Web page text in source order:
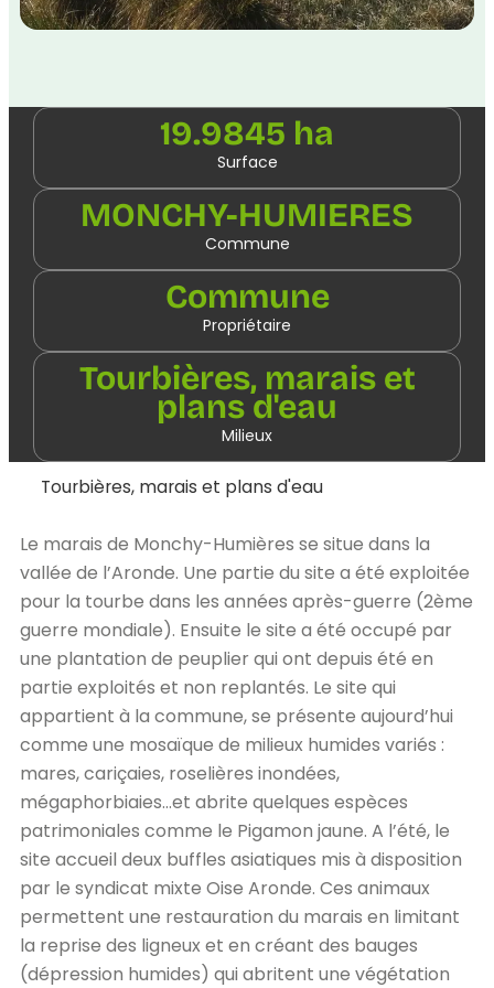
19.9845 ha
Surface
MONCHY-HUMIERES
Commune
Commune
Propriétaire
Tourbières, marais et
plans d'eau
Milieux
Tourbières, marais et plans d'eau
Le marais de Monchy-Humières se situe dans la
vallée de l’Aronde. Une partie du site a été exploitée
pour la tourbe dans les années après-guerre (2ème
guerre mondiale). Ensuite le site a été occupé par
une plantation de peuplier qui ont depuis été en
partie exploités et non replantés. Le site qui
appartient à la commune, se présente aujourd’hui
comme une mosaïque de milieux humides variés :
mares, cariçaies, roselières inondées,
mégaphorbiaies…et abrite quelques espèces
patrimoniales comme le Pigamon jaune. A l’été, le
site accueil deux buffles asiatiques mis à disposition
par le syndicat mixte Oise Aronde. Ces animaux
permettent une restauration du marais en limitant
la reprise des ligneux et en créant des bauges
(dépression humides) qui abritent une végétation